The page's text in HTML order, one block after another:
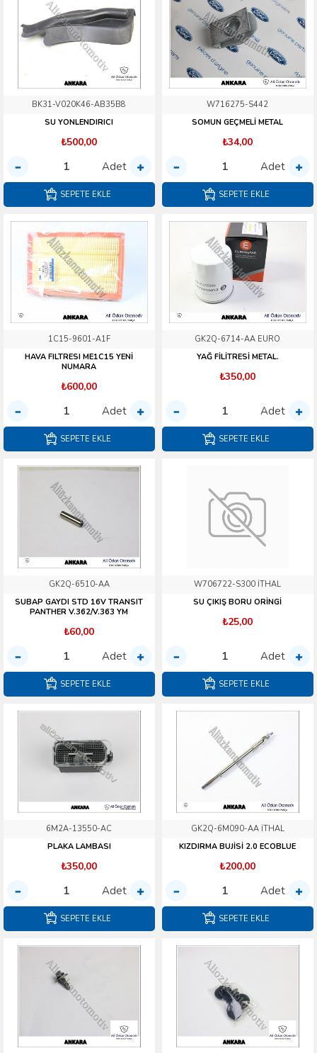
BK31-V020K46-AB35B8
SU YONLENDIRICI
₺500,00
Adet
SEPETE EKLE
W716275-S442
SOMUN GEÇMELİ METAL
₺34,00
Adet
SEPETE EKLE
1C15-9601-A1F
HAVA FILTRESI ME1C15 YENİ
NUMARA
₺600,00
Adet
SEPETE EKLE
GK2Q-6714-AA EURO
YAĞ FİLİTRESİ METAL.
₺350,00
Adet
SEPETE EKLE
GK2Q-6510-AA
SUBAP GAYDI STD 16V TRANSIT
PANTHER V.362/V.363 YM
₺60,00
Adet
SEPETE EKLE
W706722-S300 İTHAL
SU ÇIKIŞ BORU ORİNGİ
₺25,00
Adet
SEPETE EKLE
6M2A-13550-AC
PLAKA LAMBASI
₺350,00
Adet
SEPETE EKLE
GK2Q-6M090-AA İTHAL
KIZDIRMA BUJİSİ 2.0 ECOBLUE
₺200,00
Adet
SEPETE EKLE